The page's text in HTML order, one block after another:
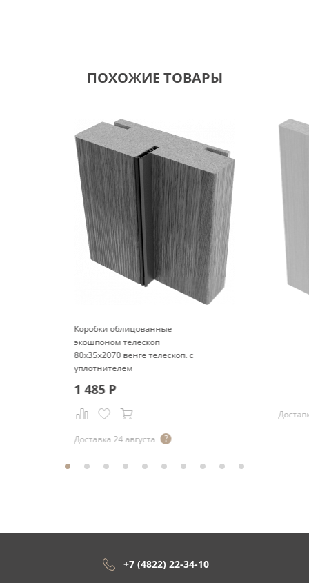
ПОХОЖИЕ ТОВАРЫ
Коробки облицованные
экошпоном телескоп
80x35x2070 венге телескоп. с
уплотнителем
1 485Р
Доставка 24 августа
+7 (4822) 22-34-10